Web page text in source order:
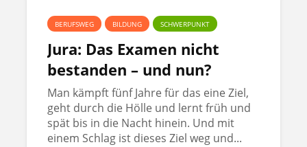
BERUFSWEG BILDUNG SCHWERPUNKT
Jura: Das Examen nicht
bestanden – und nun?
Man kämpft fünf Jahre für das eine Ziel,
geht durch die Hölle und lernt früh und
spät bis in die Nacht hinein. Und mit
einem Schlag ist dieses Ziel weg und...